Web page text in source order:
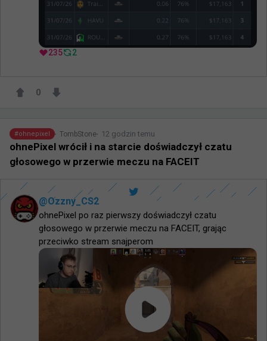
235 2
0
#ohnepixel TombStone 12 godzin temu
ohnePixel wrócił i na starcie doświadczył czatu
głosowego w przerwie meczu na FACEIT
@Ozzny_CS2
ohnePixel po raz pierwszy doświadczył czatu
głosowego w przerwie meczu na FACEIT, grając
przeciwko stream snajperom